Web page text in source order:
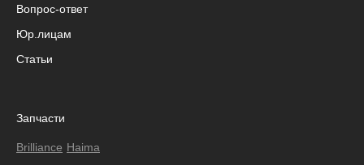
Вопрос-ответ
Юр.лицам
Статьи
Запчасти
Brilliance Haima